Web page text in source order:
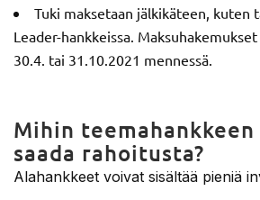
Tuki maksetaan jälkikäteen, kuten
Leader-hankkeissa.
30.4. tai 31.10.2021 mennessä.
Mihin
saada rahoitusta?
Alahankkeet voivat sisältää pieniä